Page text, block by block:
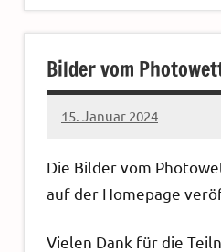
Bilder vom
15. Januar 2024
Sven
Die Bilder vom
auf der Homepage
Vielen Dank für die